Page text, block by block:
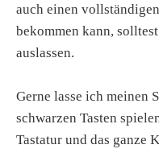
auch einen
bekommen kann,
auslassen.
Gerne lasse ich meinen
schwarzen Tasten
Tastatur und das ganze